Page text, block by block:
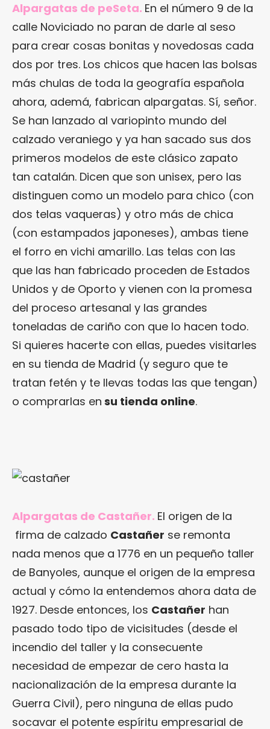
Alpargatas de peSeta. En el número 9 de la
calle Noviciado no paran de darle al seso
para crear cosas bonitas y novedosas cada
dos por tres. Los chicos que hacen las bolsas
más chulas de toda la geografía española
ahora, ademá, fabrican alpargatas. Sí, señor.
Se han lanzado al variopinto mundo del
calzado veraniego y ya han sacado sus dos
primeros modelos de este clásico zapato
tan catalán. Dicen que son unisex, pero las
distinguen como un modelo para chico (con
dos telas vaqueras) y otro más de chica
(con estampados japoneses), ambas tiene
el forro en vichi amarillo. Las telas con las
que las han fabricado proceden de Estados
Unidos y de Oporto y vienen con la promesa
del proceso artesanal y las grandes
toneladas de cariño con que lo hacen todo.
Si quieres hacerte con ellas, puedes visitarles
en su tienda de Madrid (y seguro que te
tratan fetén y te llevas todas las que tengan)
o comprarlas en su tienda online.
Alpargatas de Castañer. El origen de la
firma de calzado Castañer se remonta
nada menos que a 1776 en un pequeño taller
de Banyoles, aunque el origen de la empresa
actual y cómo la entendemos ahora data de
1927. Desde entonces, los Castañer han
pasado todo tipo de vicisitudes (desde el
incendio del taller y la consecuente
necesidad de empezar de cero hasta la
nacionalización de la empresa durante la
Guerra Civil), pero ninguna de ellas pudo
socavar el potente espíritu empresarial de